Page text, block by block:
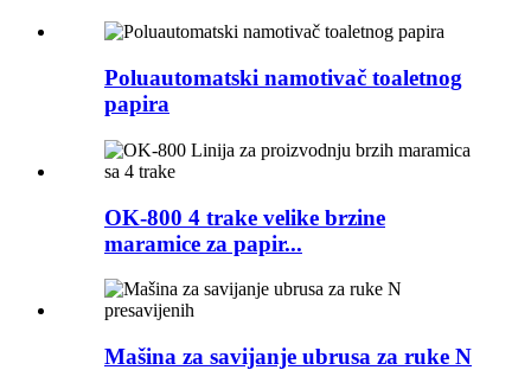
Poluautomatski namotivač toaletnog
papira
OK-800 4 trake velike brzine
maramice za papir...
Mašina za savijanje ubrusa za ruke N